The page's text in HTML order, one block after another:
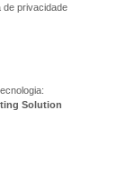
Solution
de privacidade